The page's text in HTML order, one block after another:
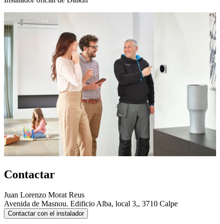
Contactar
Juan Lorenzo Morat Reus
Avenida de Masnou. Edificio Alba, local 3,, 3710 Calpe
Contactar con el instalador